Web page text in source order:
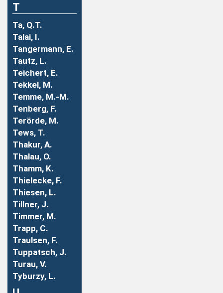
T
Ta, Q.T.
Talai, I.
Tangermann, E.
Tautz, L.
Teichert, E.
Tekkel, M.
Temme, M.-M.
Tenberg, F.
Terörde, M.
Tews, T.
Thakur, A.
Thalau, O.
Thamm, K.
Thielecke, F.
Thiesen, L.
Tillner, J.
Timmer, M.
Trapp, C.
Traulsen, F.
Tuppatsch, J.
Turau, V.
Tyburzy, L.